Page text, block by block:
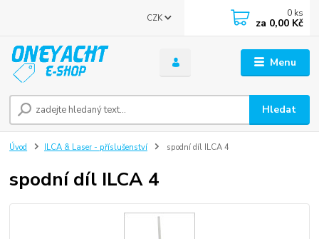
Menu
CZK
Hledat
0 ks
za 0,00 Kč
Úvod ILCA & Laser - příslušenství spodní díl ILCA 4
spodní díl ILCA 4